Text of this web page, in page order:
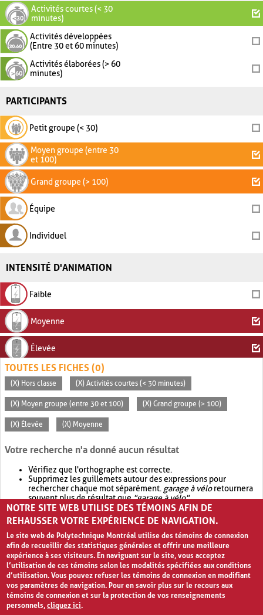
Activités courtes (< 30
minutes)
Activités développées
(Entre 30 et 60 minutes)
Activités élaborées (> 60
minutes)
PARTICIPANTS
Petit groupe (< 30)
Moyen groupe (entre 30
et 100)
Grand groupe (> 100)
Équipe
Individuel
INTENSITÉ D'ANIMATION
Faible
Moyenne
Élevée
TOUTES LES FICHES (0)
(X) Hors classe (X) Activités courtes (< 30 minutes)
(X) Moyen groupe (entre 30 et 100) (X) Grand groupe (> 100)
(X) Élevée (X) Moyenne
Votre recherche n'a donné aucun résultat
Vérifiez que l'orthographe est correcte.
Supprimez les guillemets autour des expressions pour
rechercher chaque mot séparément. garage à véloretournera
souvent plus de résultat que"garage à vélo".
Envisagez d'élargir votre recherche avec OR.garage OR vélo
retournera souvent plus de résultat quegarage à vélo
NOTRE SITE WEB UTILISE DES TÉMOINS AFIN DE
REHAUSSER VOTRE EXPÉRIENCE DE NAVIGATION.
Le site web de Polytechnique Montréal utilise des témoins de connexion
afin de recueillir des statistiques générales et offrir une meilleure
expérience à ses visiteurs. En naviguant sur le site, vous acceptez
l’utilisation de ces témoins selon les modalités spécifiées aux conditions
d’utilisation. Vous pouvez refuser les témoins de connexion en modifiant
vos paramètres de navigation. Pour en savoir plus sur le recours aux
témoins de connexion et sur la protection de vos renseignements
personnels,cliquez ici.